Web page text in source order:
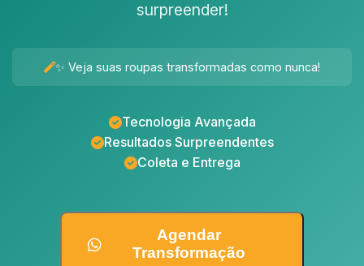
surpreender!
✨ Veja suas roupas transformadas como nunca!
Tecnologia Avançada
Resultados Surpreendentes
Coleta e Entrega
Agendar
Transformação